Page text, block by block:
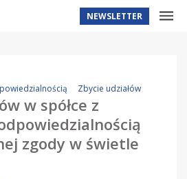
NEWSLETTER
Zbycie udziałów
w spółce z
zgody w świetle